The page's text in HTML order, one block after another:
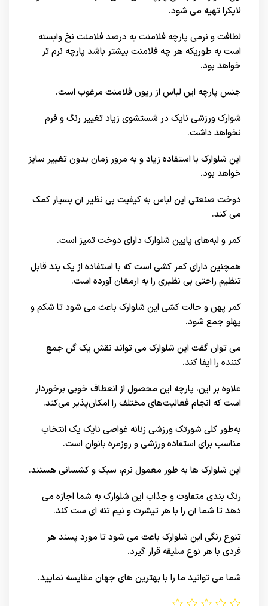
لایکرا تهیه می شود.
لطافت و نرمی پارچه فلامنت به درصد فلامنت نخ وابسته
است به طوریکه هر چه فلامنت بیشتر باشد پارچه نرم تر
خواهد بود.
جنس پارچه این لباس از ریون فلامنت مرغوب است.
شوارک ورزشی نایک در شستشوی زیاد تغییر رنگ و فرم
نخواهد داشت.
این شلوارک با استفاده زیاد و به مرور زمان بدون تغییر سایز
خواهد بود.
دوخت صنعتی این لباس به کیفیت بی نظیر آن بسیار کمک
می کند.
کمر و لبه‌های پایین شلوارک دارای دوخت تمیز است.
همچنین دارای کمر کشی است که با استفاده از یک بند قابل
تنظیم راحتی بی نظیری را به ارمغان آورده است.
کمر پهن و حالت کشی این شلوارک باعث می شود تا شکم و
پهلو جمع شود.
می توان گفت این شلوارک می تواند نقش یک گن جمع
کننده را ایفا کند.
علاوه بر این، پارچه این محصول از انعطاف خوبی برخوردار
است که انجام فعالیت‌های مختلف را امکان‌پذیر می‌کند.
به‌طور کلی شورتک ورزشی زنانه غواصی نایک یک انتخاب
مناسب برای استفاده ورزشی و روزمره بانوان است.
این شلوارک ها به طور معمول نرم، سبک و کشسانی هستند.
رنگ بندی متفاوت و جذاب این شلوارک به شما اجازه می
دهد تا شما آن را با هر تیشرت و نیم تنه ای ست کند.
تنوع رنگی این شلوارک باعث می شود تا مورد پسند هر
فردی با هر نوع سلیقه قرار گیرد.
شما می توانید ما را با بهترین های جهان مقایسه نمایید.